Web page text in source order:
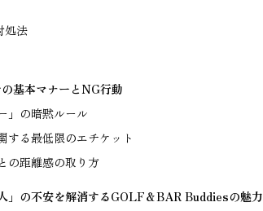
処法
基本マナーとNG行動
」の暗黙ルール
する最低限のエチケット
の距離感の取り方
」の不安を解消するGOLF＆BAR Buddiesの魅力